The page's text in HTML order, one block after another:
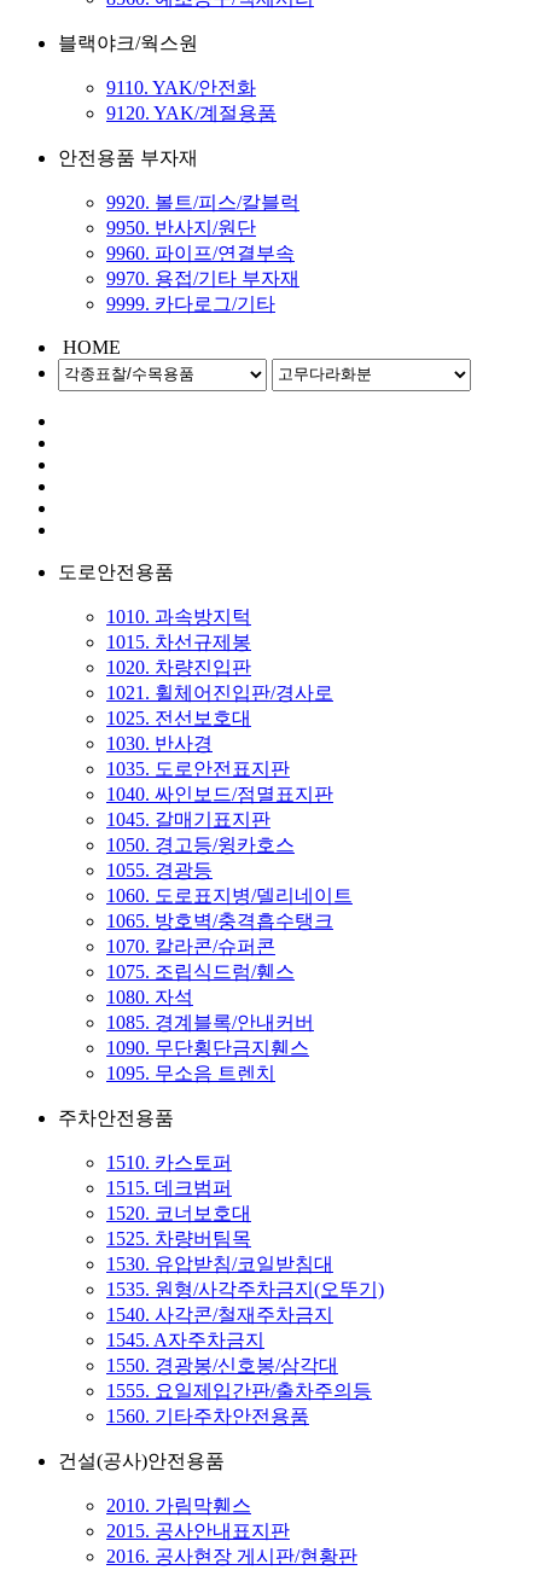
블랙야크/웍스원
9110. YAK/안전화
9120. YAK/계절용품
안전용품 부자재
9920. 볼트/피스/칼블럭
9950. 반사지/원단
9960. 파이프/연결부속
9970. 용접/기타 부자재
9999. 카다로그/기타
HOME
도로안전용품
1010. 과속방지턱
1015. 차선규제봉
1020. 차량진입판
1021. 휠체어진입판/경사로
1025. 전선보호대
1030. 반사경
1035. 도로안전표지판
1040. 싸인보드/점멸표지판
1045. 갈매기표지판
1050. 경고등/윙카호스
1055. 경광등
1060. 도로표지병/델리네이트
1065. 방호벽/충격흡수탱크
1070. 칼라콘/슈퍼콘
1075. 조립식드럼/휀스
1080. 자석
1085. 경계블록/안내커버
1090. 무단횡단금지휀스
1095. 무소음 트렌치
주차안전용품
1510. 카스토퍼
1515. 데크범퍼
1520. 코너보호대
1525. 차량버팀목
1530. 유압받침/코일받침대
1535. 원형/사각주차금지(오뚜기)
1540. 사각콘/철재주차금지
1545. A자주차금지
1550. 경광봉/신호봉/삼각대
1555. 요일제입간판/출차주의등
1560. 기타주차안전용품
건설(공사)안전용품
2010. 가림막휀스
2015. 공사안내표지판
2016. 공사현장 게시판/현황판